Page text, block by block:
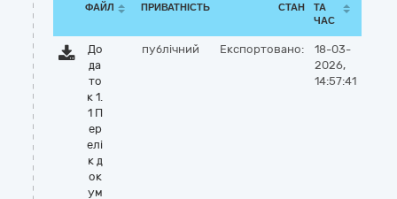
ФАЙЛ ПРИВАТНІСТЬ СТАН
ТА
ЧАС
До
да
то
к 1.
1 П
ер
елі
к д
ок
ум
публічний Експортовано:
18-03-
2026,
14:57:41